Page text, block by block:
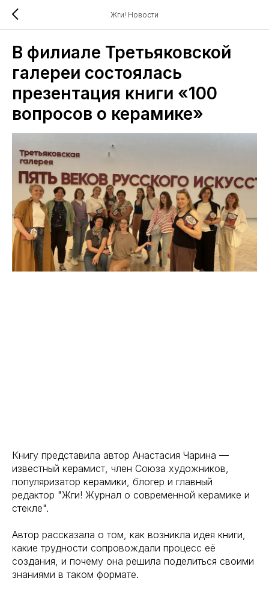
Жги! Новости
В филиале Третьяковской
галереи состоялась
презентация книги «100
вопросов о керамике»
Книгу представила автор Анастасия Чарина —
известный керамист, член Союза художников,
популяризатор керамики, блогер и главный
редактор "Жги! Журнал о современной керамике и
стекле".
Автор рассказала о том, как возникла идея книги,
какие трудности сопровождали процесс её
создания, и почему она решила поделиться своими
знаниями в таком формате.